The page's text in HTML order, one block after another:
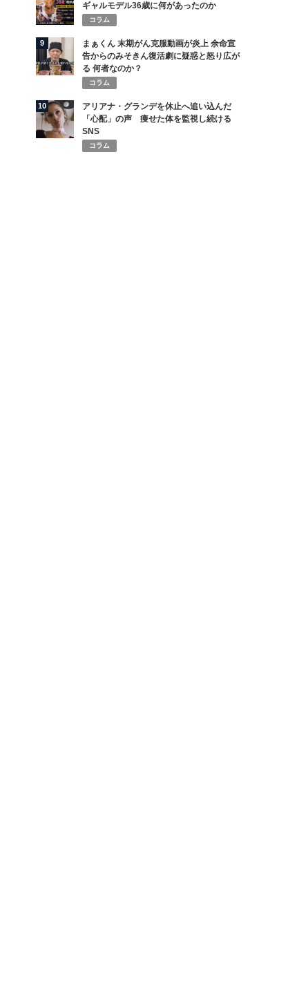
ギャルモデル36歳に何があったのか
コラム
9
まぁくん 末期がん克服動画が炎上 余命宣
告からのみそきん復活劇に疑惑と怒り広が
る 何者なのか？
コラム
10
アリアナ・グランデを休止へ追い込んだ
「心配」の声 痩せた体を監視し続ける
SNS
コラム